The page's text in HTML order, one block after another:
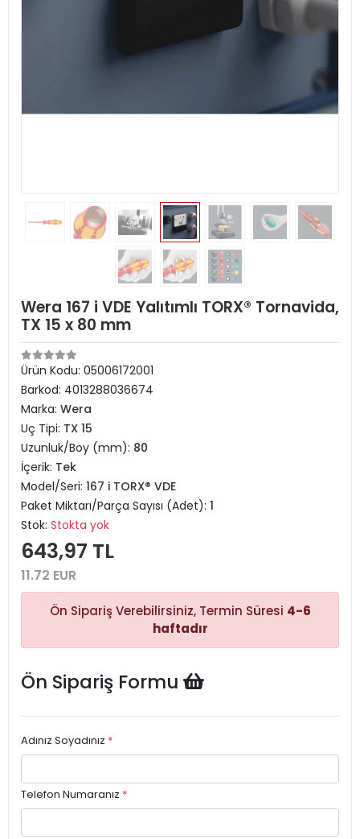
Wera 167 i VDE Yalıtımlı TORX® Tornavida,
TX 15 x 80 mm
Ürün Kodu: 05006172001
Barkod: 4013288036674
Marka: Wera
Uç Tipi: TX 15
Uzunluk/Boy (mm): 80
İçerik: Tek
Model/Seri: 167 i TORX® VDE
Paket Miktarı/Parça Sayısı (Adet): 1
Stok: Stokta yok
643,97 TL
11.72 EUR
Ön Sipariş Verebilirsiniz, Termin Süresi 4-6
haftadır
Ön Sipariş Formu
Adınız Soyadınız *
Telefon Numaranız *